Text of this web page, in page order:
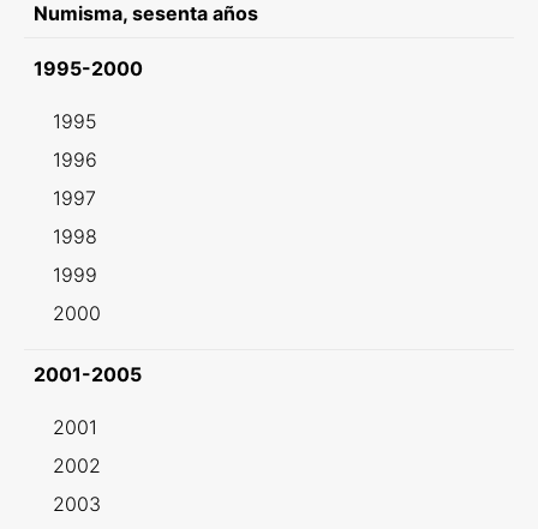
Numisma, sesenta años
1995-2000
1995
1996
1997
1998
1999
2000
2001-2005
2001
2002
2003